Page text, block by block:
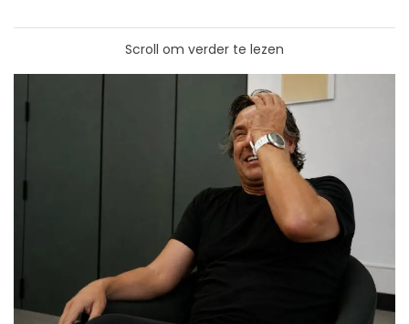
Scroll om verder te lezen